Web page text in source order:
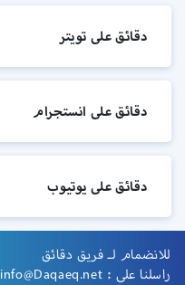
دقائق على تويتر
دقائق على انستجرام
دقائق على يوتيوب
للانضمام لـ فريق دقائق
راسلنا على : info@Daqaeq.net